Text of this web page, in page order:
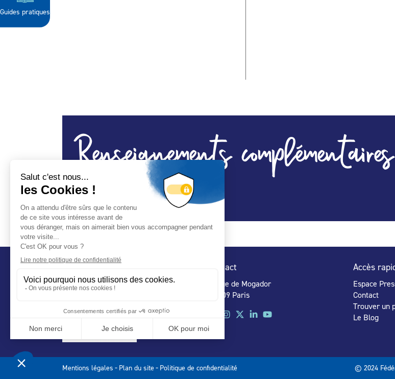
Guides pratiques
Renseignements complémentaires
Spécialité Entretien Maintenance :
Contact
32 rue de Mogador
75 009 Paris
Accès
Espace
Contact
Trouver un
Le Blog
Mentions légales - Plan du site - Politique de confidentialité © 2024